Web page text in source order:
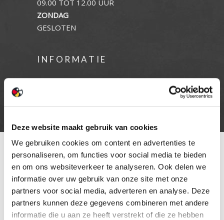
Deze website maakt gebruik van cookies
We gebruiken cookies om content en advertenties te
personaliseren, om functies voor social media te bieden
en om ons websiteverkeer te analyseren. Ook delen we
informatie over uw gebruik van onze site met onze
partners voor social media, adverteren en analyse. Deze
partners kunnen deze gegevens combineren met andere
informatie die u aan ze heeft verstrekt of die ze hebben
09.00 TOT 12.00 UUR
ZONDAG
GESLOTEN
INFORMATIE
Contact